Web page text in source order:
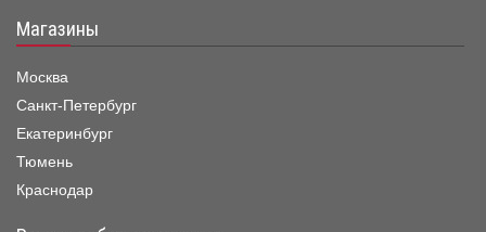
Магазины
Москва
Санкт-Петербург
Екатеринбург
Тюмень
Краснодар